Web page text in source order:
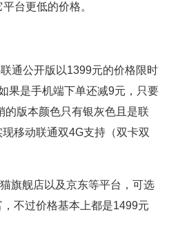
台更低的价格。
通公开版以1399元的价格限时
果是手机端下单还减9元，只要
的版本颜色只有银灰色且是联
移动联通双4G支持（双卡双
旗舰店以及京东等平台，可选
不过价格基本上都是1499元